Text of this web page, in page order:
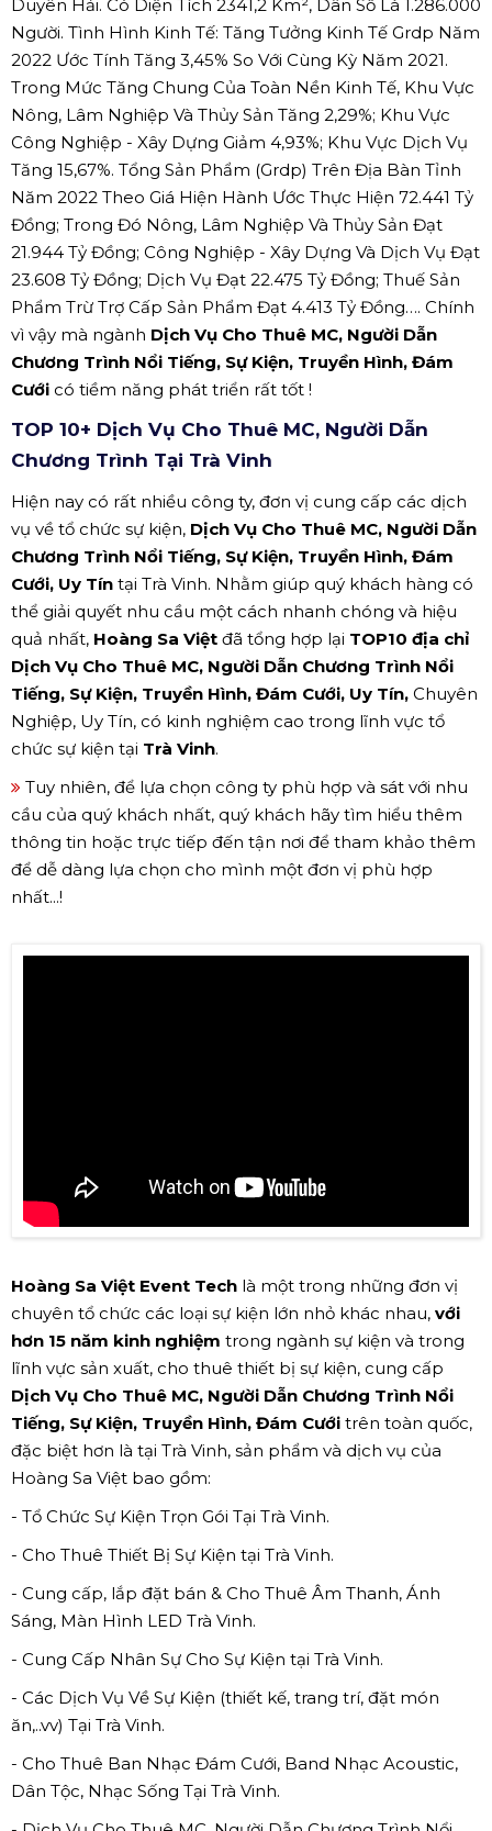
Duyên Hải. Có Diện Tích 2341,2 Km², Dân Số Là 1.286.000
Người. Tình Hình Kinh Tế: Tăng Tưởng Kinh Tế Grdp Năm
2022 Ước Tính Tăng 3,45% So Với Cùng Kỳ Năm 2021.
Trong Mức Tăng Chung Của Toàn Nền Kinh Tế, Khu Vực
Nông, Lâm Nghiệp Và Thủy Sản Tăng 2,29%; Khu Vực
Công Nghiệp - Xây Dựng Giảm 4,93%; Khu Vực Dịch Vụ
Tăng 15,67%. Tổng Sản Phẩm (Grdp) Trên Địa Bàn Tỉnh
Năm 2022 Theo Giá Hiện Hành Ước Thực Hiện 72.441 Tỷ
Đồng; Trong Đó Nông, Lâm Nghiệp Và Thủy Sản Đạt
21.944 Tỷ Đồng; Công Nghiệp - Xây Dựng Và Dịch Vụ Đạt
23.608 Tỷ Đồng; Dịch Vụ Đạt 22.475 Tỷ Đồng; Thuế Sản
Phẩm Trừ Trợ Cấp Sản Phẩm Đạt 4.413 Tỷ Đồng…. Chính
vì vậy mà ngành Dịch Vụ Cho Thuê MC, Người Dẫn
Chương Trình Nổi Tiếng, Sự Kiện, Truyền Hình, Đám
Cưới có tiềm năng phát triển rất tốt !
TOP 10+ Dịch Vụ Cho Thuê MC, Người Dẫn
Chương Trình Tại Trà Vinh
Hiện nay có rất nhiều công ty, đơn vị cung cấp các dịch
vụ về tổ chức sự kiện, Dịch Vụ Cho Thuê MC, Người Dẫn
Chương Trình Nổi Tiếng, Sự Kiện, Truyền Hình, Đám
Cưới, Uy Tín tại Trà Vinh. Nhằm giúp quý khách hàng có
thể giải quyết nhu cầu một cách nhanh chóng và hiệu
quả nhất, Hoàng Sa Việt đã tổng hợp lại TOP10 địa chỉ
Dịch Vụ Cho Thuê MC, Người Dẫn Chương Trình Nổi
Tiếng, Sự Kiện, Truyền Hình, Đám Cưới, Uy Tín, Chuyên
Nghiệp, Uy Tín, có kinh nghiệm cao trong lĩnh vực tổ
chức sự kiện tại Trà Vinh.
Tuy nhiên, để lựa chọn công ty phù hợp và sát với nhu
cầu của quý khách nhất, quý khách hãy tìm hiểu thêm
thông tin hoặc trực tiếp đến tận nơi để tham khảo thêm
để dễ dàng lựa chọn cho mình một đơn vị phù hợp
nhất...!
Hoàng Sa Việt Event Tech là một trong những đơn vị
chuyên tổ chức các loại sự kiện lớn nhỏ khác nhau, với
hơn 15 năm kinh nghiệm trong ngành sự kiện và trong
lĩnh vực sản xuất, cho thuê thiết bị sự kiện, cung cấp
Dịch Vụ Cho Thuê MC, Người Dẫn Chương Trình Nổi
Tiếng, Sự Kiện, Truyền Hình, Đám Cưới trên toàn quốc,
đặc biệt hơn là tại Trà Vinh, sản phẩm và dịch vụ của
Hoàng Sa Việt bao gồm:
- Tổ Chức Sự Kiện Trọn Gói Tại Trà Vinh.
- Cho Thuê Thiết Bị Sự Kiện tại Trà Vinh.
- Cung cấp, lắp đặt bán & Cho Thuê Âm Thanh, Ánh
Sáng, Màn Hình LED Trà Vinh.
- Cung Cấp Nhân Sự Cho Sự Kiện tại Trà Vinh.
- Các Dịch Vụ Về Sự Kiện (thiết kế, trang trí, đặt món
ăn,..vv) Tại Trà Vinh.
- Cho Thuê Ban Nhạc Đám Cưới, Band Nhạc Acoustic,
Dân Tộc, Nhạc Sống Tại Trà Vinh.